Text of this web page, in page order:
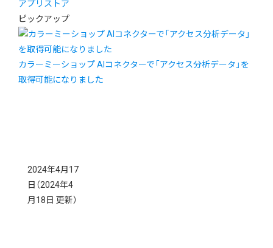
アプリストア
ピックアップ
カラーミーショップ AIコネクターで「アクセス分析データ」を
取得可能になりました
2024年4月17
日 （2024年4
月18日 更新）